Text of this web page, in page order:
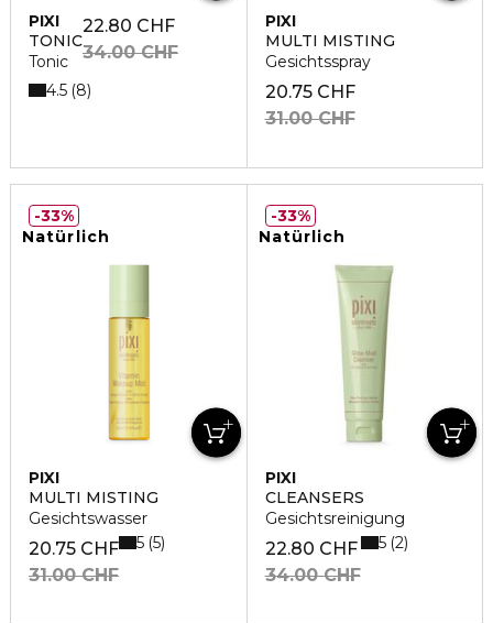
PIXI
TONIC
Tonic
22.80 CHF
34.00 CHF
4.5 8
PIXI
MULTI MISTING
Gesichtsspray
20.75 CHF
31.00 CHF
Natürlich
PIXI
MULTI MISTING
Gesichtswasser
20.75 CHF
31.00 CHF
5 5
33%
Natürlich
PIXI
CLEANSERS
Gesichtsreinigung
22.80 CHF
34.00 CHF
5 2
33%